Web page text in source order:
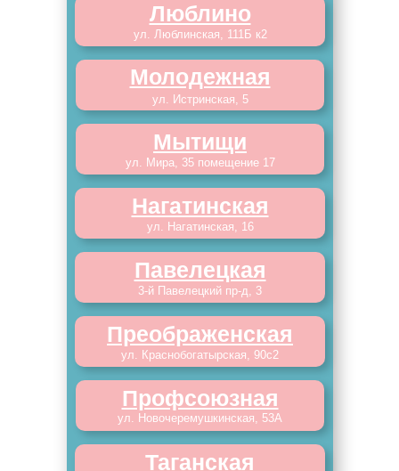
Нагатинская
ул. Нагатинская, 16
Таганская
Профсоюзная
ул. Новочеремушкинская, 53А
Преображенская
ул. Краснобогатырская, 90с2
Люблино
ул. Люблинская, 111Б к2
Павелецкая
3-й Павелецкий пр-д, 3
Мытищи
ул. Мира, 35 помещение 17
Молодежная
ул. Истринская, 5